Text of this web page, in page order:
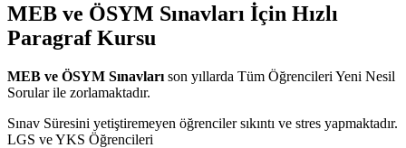
MEB ve ÖSYM Sınavları İçin Hızlı
Paragraf Kursu
MEB ve ÖSYM Sınavları son yıllarda Tüm Öğrencileri Yeni Nesil
Sorular ile zorlamaktadır.
Sınav Süresini yetiştiremeyen öğrenciler sıkıntı ve stres yapmaktadır.
LGS ve YKS Öğrencileri